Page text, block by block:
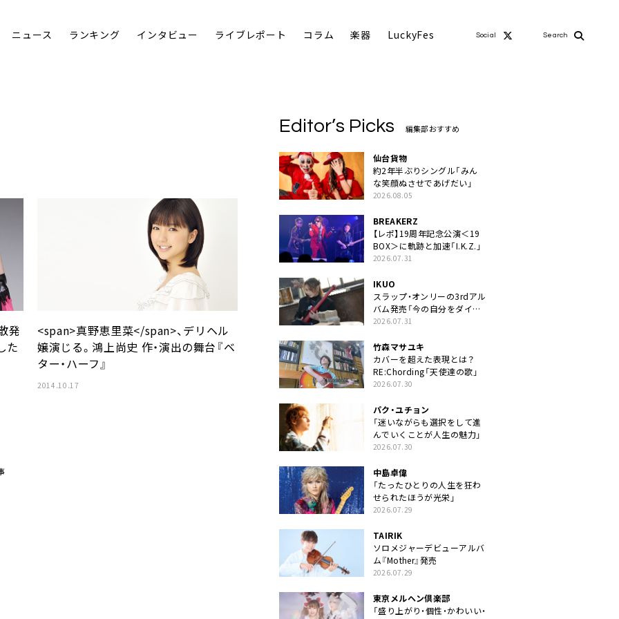
ニュース ランキング インタビュー ライブレポート コラム 楽器 LuckyFes Social Search
発
た
<span>真野恵里菜</span>、デリヘル
嬢演じる。鴻上尚史 作・演出の舞台『ベ
ター・ハーフ』
2014.10.17
Editor’s Picks 編集部おすすめ
仙台貨物
約2年半ぶりシングル「みん
な笑顔ぬさせであげだい」
2026.08.05
BREAKERZ
【レポ】19周年記念公演＜19
BOX＞に軌跡と加速「I.K.Z.」
2026.07.31
IKUO
スラップ・オンリーの3rdアル
バム発売「今の自分をダイレ
クトに」
2026.07.31
竹森マサユキ
カバーを超えた表現とは？
RE:Chording「天使達の歌」
2026.07.30
パク・ユチョン
「迷いながらも選択をして進
んでいくことが人生の魅力」
2026.07.30
中島卓偉
「たったひとりの人生を狂わ
せられたほうが光栄」
2026.07.29
TAIRIK
ソロメジャーデビューアルバ
ム『Mother』発売
2026.07.29
東京メルヘン倶楽部
「盛り上がり・個性・かわいい・